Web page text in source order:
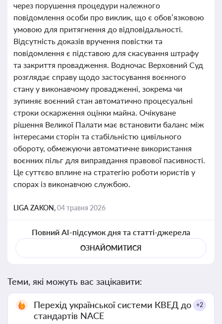
через порушення процедури належного
повідомлення особи про виклик, що є обов’язковою
умовою для притягнення до відповідальності.
Відсутність доказів вручення повістки та
повідомлення є підставою для скасування штрафу
та закриття провадження. Водночас Верховний Суд
розглядає справу щодо застосування воєнного
стану у виконавчому провадженні, зокрема чи
зупиняє воєнний стан автоматично процесуальні
строки оскарження оцінки майна. Очікуване
рішення Великої Палати має встановити баланс між
інтересами сторін та стабільністю цивільного
обороту, обмежуючи автоматичне використання
воєнних пільг для виправдання правової пасивності.
Це суттєво вплине на стратегію роботи юристів у
спорах із виконавчою службою.
LIGA ZAKON,04 травня 2026
Повний AI-підсумок дня та статті-джерела
ОЗНАЙОМИТИСЯ
Теми, які можуть вас зацікавити:
Перехід української системи КВЕД до
стандартів NACE
+2